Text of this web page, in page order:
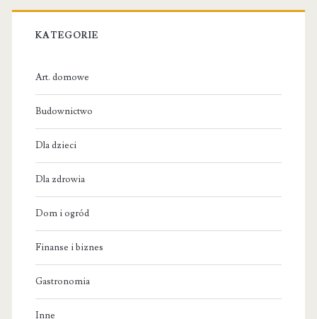
KATEGORIE
Art. domowe
Budownictwo
Dla dzieci
Dla zdrowia
Dom i ogród
Finanse i biznes
Gastronomia
Inne